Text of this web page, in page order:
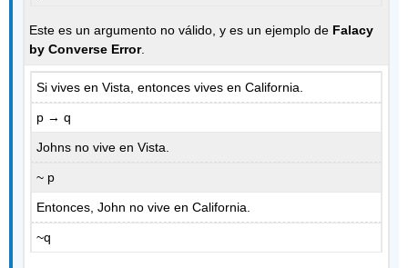
Este es un argumento no válido, y es un ejemplo de Falacy
by Converse Error.
Si vives en Vista, entonces vives en California.
p → q
Johns no vive en Vista.
~ p
Entonces, John no vive en California.
~q